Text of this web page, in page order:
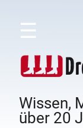
☰
Wissen,
über 20